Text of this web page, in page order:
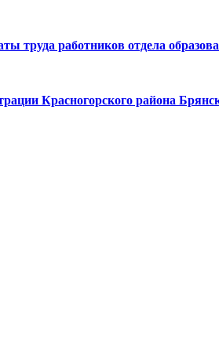
труда работников отдела
Красногорского района